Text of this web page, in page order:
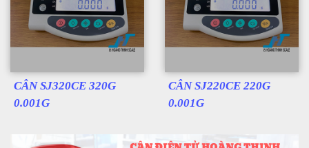
CÂN SJ320CE 320G
0.001G
CÂN SJ220CE 220G
0.001G